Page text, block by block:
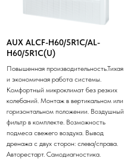
AUX ALCF-H60/5R1С/AL-
H60/5R1С(U)
Повышенная производительность.Тихая
и экономичная работа системы.
Комфортный микроклимат без резких
колебаний. Монтаж в вертикальном или
горизонтальном положении. Воздушный
фильтр в комплекте. Возможность
подмеса свежего воздуха. Вывод
дренажа с двух сторон: слева/справа.
Авторестарт. Самодиагностика.